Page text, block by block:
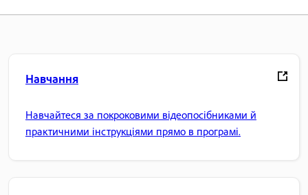
Навчання
Навчайтеся за покроковими відеопосібниками й
практичними інструкціями прямо в програмі.